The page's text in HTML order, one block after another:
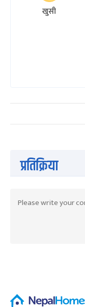
खुसी
प्रतिक्रिया